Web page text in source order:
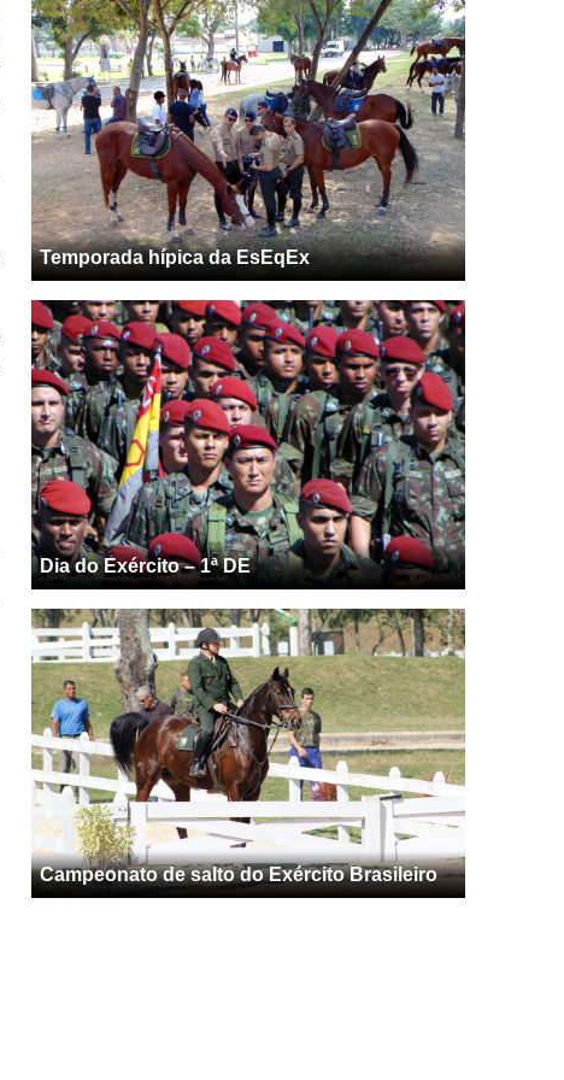
Temporada hípica da EsEqEx
Dia do Exército – 1ª DE
Campeonato de salto do Exército Brasileiro